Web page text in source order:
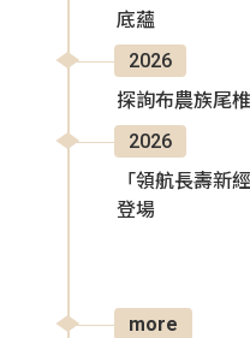
底蘊
2026
探詢布農族尾
2026
「領航長壽新
登場
more